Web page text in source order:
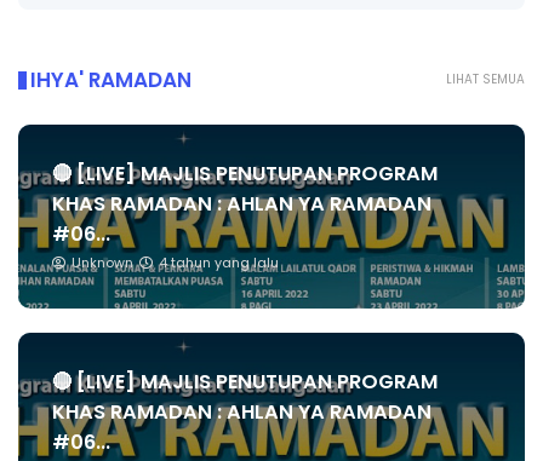
LIHAT SEMUA
IHYA' RAMADAN
🔴 [LIVE] MAJLIS PENUTUPAN PROGRAM
KHAS RAMADAN : AHLAN YA RAMADAN
#06...
Unknown 4 tahun yang lalu
🔴 [LIVE] MAJLIS PENUTUPAN PROGRAM
KHAS RAMADAN : AHLAN YA RAMADAN
#06...